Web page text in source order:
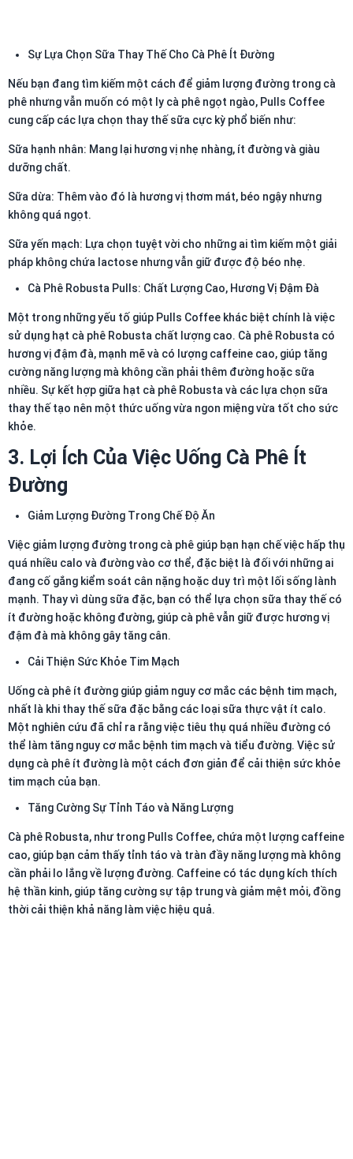
Sự Lựa Chọn Sữa Thay Thế Cho Cà Phê Ít Đường
Nếu bạn đang tìm kiếm một cách để giảm lượng đường trong cà
phê nhưng vẫn muốn có một ly cà phê ngọt ngào, Pulls Coffee
cung cấp các lựa chọn thay thế sữa cực kỳ phổ biến như:
Sữa hạnh nhân: Mang lại hương vị nhẹ nhàng, ít đường và giàu
dưỡng chất.
Sữa dừa: Thêm vào đó là hương vị thơm mát, béo ngậy nhưng
không quá ngọt.
Sữa yến mạch: Lựa chọn tuyệt vời cho những ai tìm kiếm một giải
pháp không chứa lactose nhưng vẫn giữ được độ béo nhẹ.
Cà Phê Robusta Pulls: Chất Lượng Cao, Hương Vị Đậm Đà
Một trong những yếu tố giúp Pulls Coffee khác biệt chính là việc
sử dụng hạt cà phê Robusta chất lượng cao. Cà phê Robusta có
hương vị đậm đà, mạnh mẽ và có lượng caffeine cao, giúp tăng
cường năng lượng mà không cần phải thêm đường hoặc sữa
nhiều. Sự kết hợp giữa hạt cà phê Robusta và các lựa chọn sữa
thay thế tạo nên một thức uống vừa ngon miệng vừa tốt cho sức
khỏe.
3. Lợi Ích Của Việc Uống Cà Phê Ít
Đường
Giảm Lượng Đường Trong Chế Độ Ăn
Việc giảm lượng đường trong cà phê giúp bạn hạn chế việc hấp thụ
quá nhiều calo và đường vào cơ thể, đặc biệt là đối với những ai
đang cố gắng kiểm soát cân nặng hoặc duy trì một lối sống lành
mạnh. Thay vì dùng sữa đặc, bạn có thể lựa chọn sữa thay thế có
ít đường hoặc không đường, giúp cà phê vẫn giữ được hương vị
đậm đà mà không gây tăng cân.
Cải Thiện Sức Khỏe Tim Mạch
Uống cà phê ít đường giúp giảm nguy cơ mắc các bệnh tim mạch,
nhất là khi thay thế sữa đặc bằng các loại sữa thực vật ít calo.
Một nghiên cứu đã chỉ ra rằng việc tiêu thụ quá nhiều đường có
thể làm tăng nguy cơ mắc bệnh tim mạch và tiểu đường. Việc sử
dụng cà phê ít đường là một cách đơn giản để cải thiện sức khỏe
tim mạch của bạn.
Tăng Cường Sự Tỉnh Táo và Năng Lượng
Cà phê Robusta, như trong Pulls Coffee, chứa một lượng caffeine
cao, giúp bạn cảm thấy tỉnh táo và tràn đầy năng lượng mà không
cần phải lo lắng về lượng đường. Caffeine có tác dụng kích thích
hệ thần kinh, giúp tăng cường sự tập trung và giảm mệt mỏi, đồng
thời cải thiện khả năng làm việc hiệu quả.